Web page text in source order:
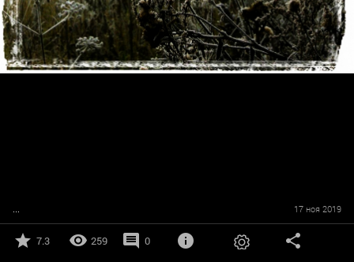
17 ноя 2019
7.3 259 0